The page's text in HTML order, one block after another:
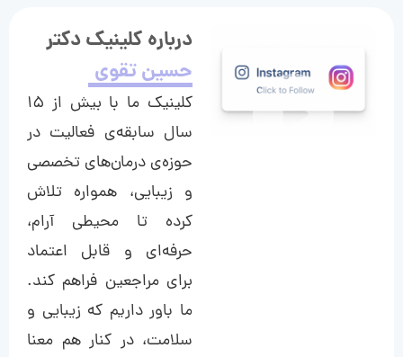
درباره کلینیک دکتر
حسین تقوی
کلینیک ما با بیش از ۱۵
سال سابقه‌ی فعالیت در
حوزه‌ی درمان‌های تخصصی
و زیبایی، همواره تلاش
کرده تا محیطی آرام،
حرفه‌ای و قابل اعتماد
برای مراجعین فراهم کند.
ما باور داریم که زیبایی و
سلامت، در کنار هم معنا